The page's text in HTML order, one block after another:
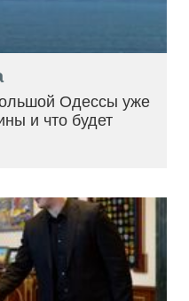
Одессы уже
и что будет